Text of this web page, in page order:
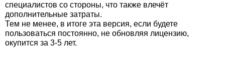
специалистов со стороны, что также влечёт
дополнительные затраты.
Тем не менее, в итоге эта версия, если будете
пользоваться постоянно, не обновляя лицензию,
окупится за 3-5 лет.